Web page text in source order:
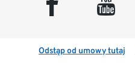
Odstąp od umowy tutaj